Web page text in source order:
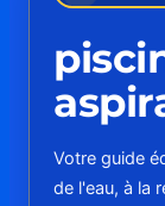
Votre guide
de l'eau, à la